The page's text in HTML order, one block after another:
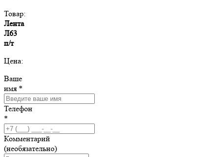
Товар:
Лента
Л63
п/т
Цена:
Ваше
имя *
Телефон
*
Комментарий
(необязательно)